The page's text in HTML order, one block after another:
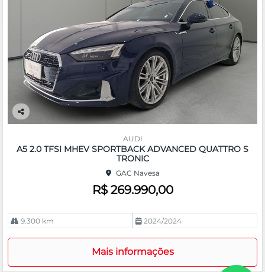
Co
pa
rtil
AUDI
A5 2.0 TFSI MHEV SPORTBACK ADVANCED QUATTRO S
TRONIC
GAC Navesa
R$ 269.990,00
9.300 km 2024/2024
Mais informações